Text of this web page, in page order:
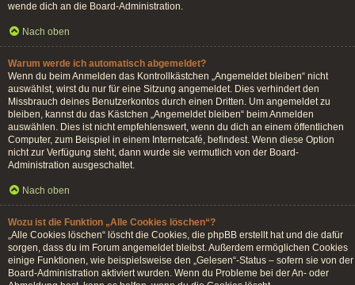
wende dich an die Board-Administration.
Nach oben
Warum werde ich automatisch abgemeldet?
Wenn du beim Anmelden das Kontrollkästchen „Angemeldet bleiben“ nicht
auswählst, wirst du nur für eine Sitzung angemeldet. Dies verhindert den
Missbrauch deines Benutzerkontos durch einen Dritten. Um angemeldet zu
bleiben, kannst du das Kästchen „Angemeldet bleiben“ beim Anmelden
auswählen. Dies ist nicht empfehlenswert, wenn du dich an einem öffentlichen
Computer, zum Beispiel in einem Internetcafé, befindest. Wenn diese Option
nicht zur Verfügung steht, dann wurde sie vermutlich von der Board-
Administration ausgeschaltet.
Nach oben
Wozu ist die Funktion „Alle Cookies löschen“?
„Alle Cookies löschen“ löscht die Cookies, die phpBB erstellt hat und die dafür
sorgen, dass du im Forum angemeldet bleibst. Außerdem ermöglichen Cookies
einige Funktionen, wie beispielsweise den „Gelesen“-Status – sofern sie von der
Board-Administration aktiviert wurden. Wenn du Probleme bei der An- oder